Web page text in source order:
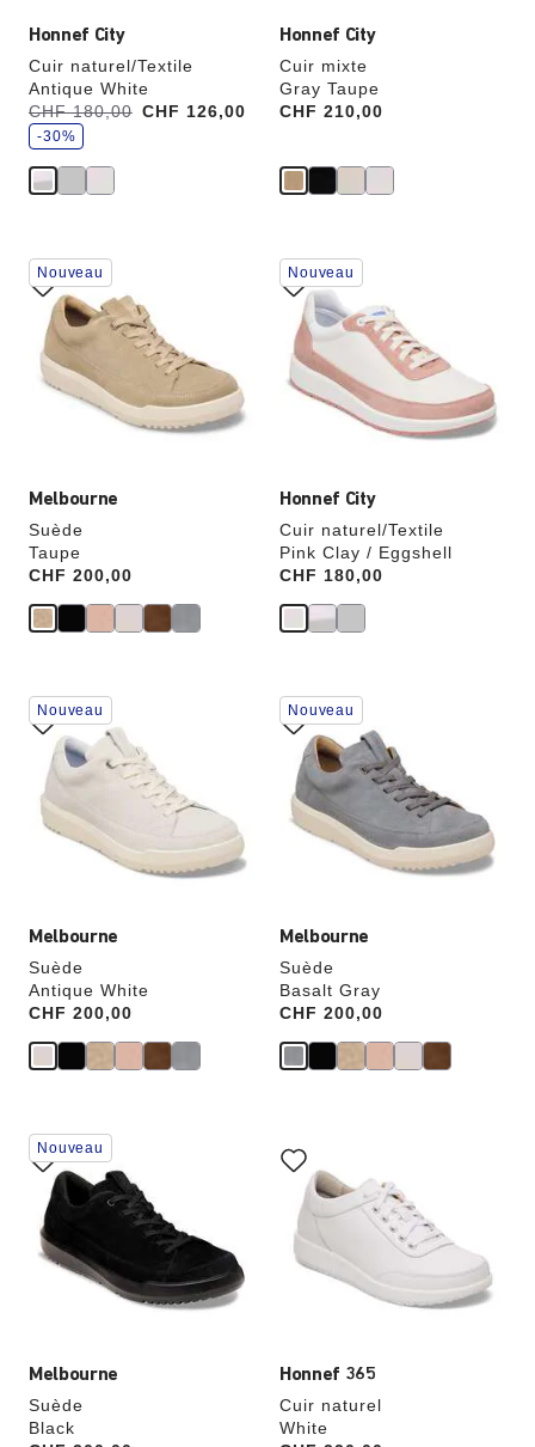
Honnef City
Cuir naturel/Textile
Antique White
Avant:
CHF 180,00
à CHF 126,00
é
c
o
n
o
m
i
-30%
Honnef City
Cuir mixte
Gray Taupe
Price:
CHF 210,00
Melbourne
Suède
Taupe
Price:
CHF 200,00
Cliquer
sur
les
échantillons
couleurs
modifiera
Nouveau
Honnef City
Cuir naturel/Textile
Pink Clay / Eggshell
Price:
CHF 180,00
Cliquer
sur
les
échantillons
couleurs
modifiera
l’image
Nouveau
Melbourne
Suède
Antique White
Price:
CHF 200,00
Cliquer
sur
les
échantillons
couleurs
modifiera
l’image
Nouveau
Melbourne
Suède
Basalt Gray
Price:
CHF 200,00
Cliquer
sur
les
échantillons
couleurs
modifiera
l’image
Nouveau
Melbourne
Suède
Black
Cliquer
sur
les
échantillons
couleurs
modifiera
Nouveau
Honnef 365
Cuir naturel
White
sur
les
échantillons
couleurs
modifiera